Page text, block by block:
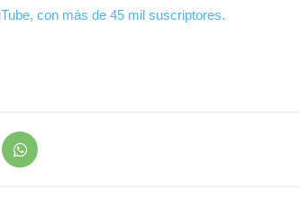
con más de 45 mil suscriptores.